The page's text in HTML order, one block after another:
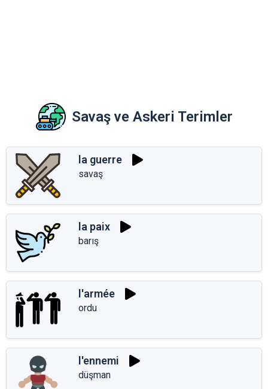
Savaş ve Askeri Terimler
la guerre
savaş
la paix
barış
l'armée
ordu
l'ennemi
düşman